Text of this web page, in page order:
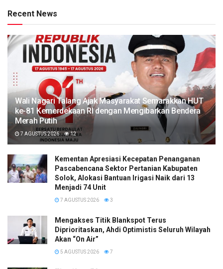
Recent News
Wali Nagari Talang Ajak Masyarakat Semarakkan HUT
ke-81 Kemerdekaan RI dengan Mengibarkan Bendera
Merah Putih
7 AGUSTUS 2026 12
Kementan Apresiasi Kecepatan Penanganan
Pascabencana Sektor Pertanian Kabupaten
Solok, Alokasi Bantuan Irigasi Naik dari 13
Menjadi 74 Unit
7 AGUSTUS 2026 3
Mengakses Titik Blankspot Terus
Diprioritaskan, Ahdi Optimistis Seluruh Wilayah
Akan “On Air”
5 AGUSTUS 2026 7